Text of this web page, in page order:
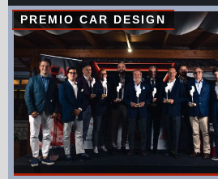
PREMIO CAR DESIGN